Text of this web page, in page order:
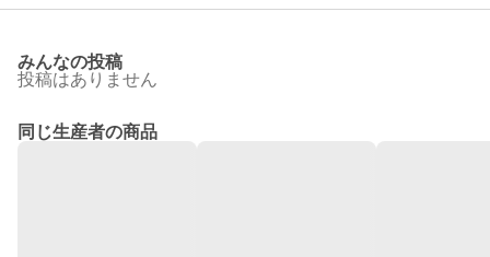
みんなの投稿
投稿はありません
同じ生産者の商品